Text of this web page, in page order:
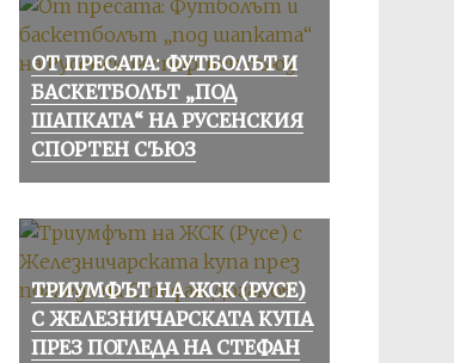
ОТ ПРЕСАТА: ФУТБОЛЪТ И
БАСКЕТБОЛЪТ „ПОД
ШАПКАТА“ НА РУСЕНСКИЯ
СПОРТЕН СЪЮЗ
ТРИУМФЪТ НА ЖСК (РУСЕ)
С ЖЕЛЕЗНИЧАРСКАТА КУПА
ПРЕЗ ПОГЛЕДА НА СТЕФАН